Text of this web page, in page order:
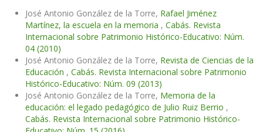
José Antonio González de la Torre, Rafael Jiménez
Martínez, la escuela en la memoria , Cabás. Revista
Internacional sobre Patrimonio Histórico-Educativo: Núm.
04 (2010)
José Antonio González de la Torre, Revista de Ciencias de la
Educación , Cabás. Revista Internacional sobre Patrimonio
Histórico-Educativo: Núm. 09 (2013)
José Antonio González de la Torre, Memoria de la
educación: el legado pedagógico de Julio Ruiz Berrio ,
Cabás. Revista Internacional sobre Patrimonio Histórico-